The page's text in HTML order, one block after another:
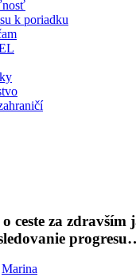
k poriadku
ceste za zdravším
Marina